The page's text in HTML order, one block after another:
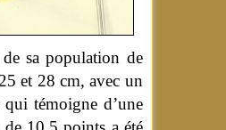
sa population de
et 28 cm, avec un
témoigne d’une